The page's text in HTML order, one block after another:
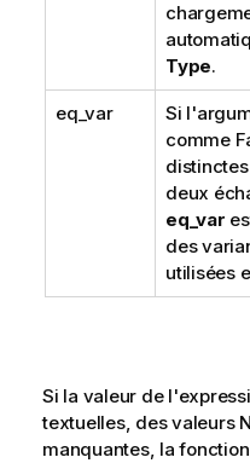
Type.
eq_var Si
comme
deux
eq_var
des
utilisées
Si la valeur de
textuelles, des valeurs
manquantes, la